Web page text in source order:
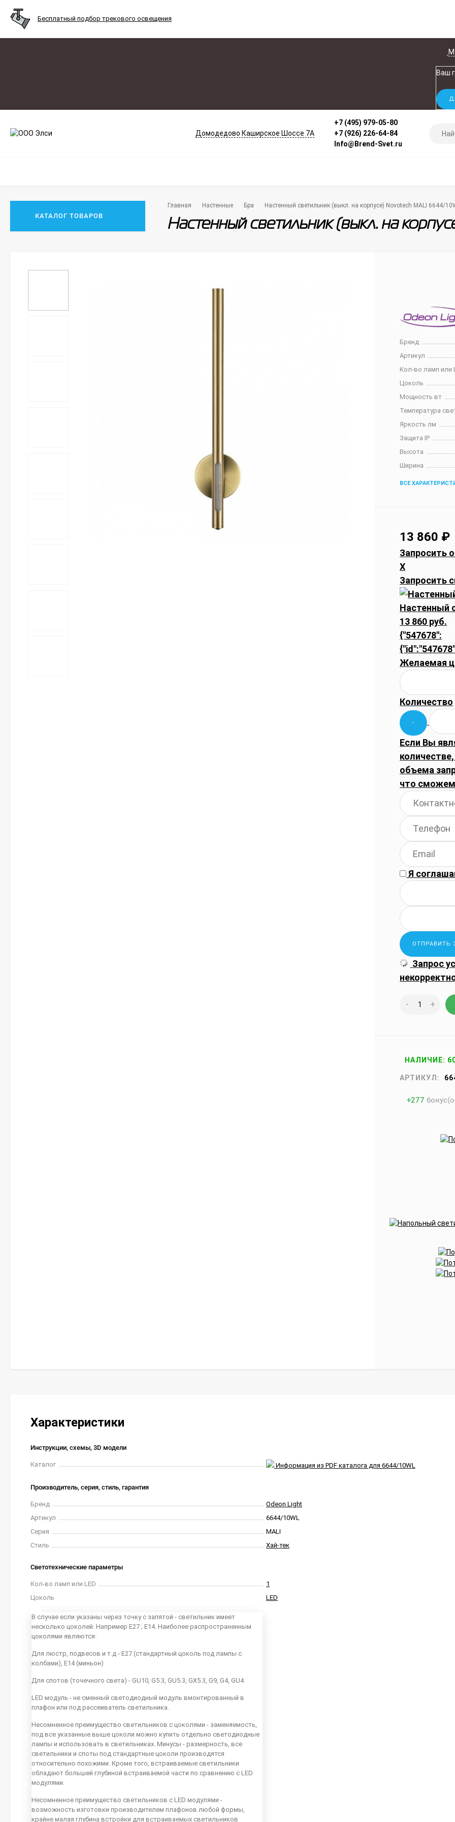
Бесплатный подбор трекового освещения
Ваш
Домодедово Каширское Шоссе 7А
+7 (495) 979-05-80
+7 (926) 226-64-84
Info@Brend-Svet.ru
КАТАЛОГ ТОВАРОВ
Главная Настенные Бра Настенный светильник (выкл. на корпусе) Novotech MALI 6644/
Настенный светильник (выкл. на
Бренд
Артикул
Кол-во ламп или
Цоколь
Мощность вт
Температура
Яркость лм
Защита IP
Высота
Ширина
ВСЕ
13 860 ₽
Запросить
X
Запросить
Настенный
13 860 руб.
{"547678":
Желаемая
Количество
Если Вы
объема
что
Я
Запрос
- +
НАЛИЧИЕ:
АРТИКУЛ:
+277
Характеристики
Инструкции, схемы, 3D модели
Каталог Информация из PDF каталога для 6644/10WL
Производитель, серия, стиль, гарантия
Бренд
Odeon Light
Артикул
6644/10WL
Серия
MALI
Стиль
Хай-тек
Светотехнические параметры
Кол-во ламп или LED
1
Цоколь
В случае если указаны через точку с запятой - светильник имеет
несколько цоколей. Например E27 ; E14. Наиболее распространенным
цоколями являются:
Для люстр, подвесов и т.д - E27 (стандартный цоколь под лампы с
колбами), E14 (миньон)
Для спотов (точечного света) - GU10, G5.3, GU5.3, GX5.3, G9, G4, GU4
LED модуль - не сменный светодиодный модуль вмонтированный в
плафон или под рассеиватель светильника.
Несомненное преимущество светильников с цоколями - заменяемость,
под все указанные выше цоколи можно купить отдельно светодиодные
лампы и использовать в светильниках. Минусы - размерность, все
светильники и споты под стандартные цоколи производятся
относительно похожими. Кроме того, встраиваемые светильники
обладают большей глубиной встраиваемой части по сравнению с LED
модулями.
Несомненное преимущество светильников с LED модулями -
возможность изготовки производителем плафонов любой формы,
крайне малая глубина встройки для встраиваемых светильников
LED